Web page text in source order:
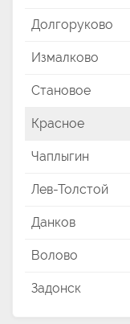
Долгоруково
Измалково
Становое
Красное
Чаплыгин
Лев-Толстой
Данков
Волово
Задонск